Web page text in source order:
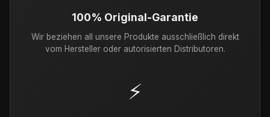
100% Original-Garantie
Wir beziehen all unsere Produkte ausschließlich direkt
vom Hersteller oder autorisierten Distributoren.
⚡